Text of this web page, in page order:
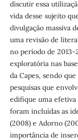
discutir essa
vida desse sujeito
divulgação massiva
uma revisão de
no período de 2013-
exploratória nas
da Capes, sendo
pesquisas que
edifique uma efetiva
foram incluídas as
(2008) e Adorno
importância de